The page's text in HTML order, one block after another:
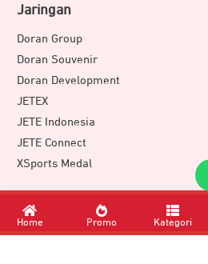
Jaringan
Doran Group
Doran Souvenir
Doran Development
JETEX
JETE Indonesia
JETE Connect
XSports Medal
Download Apps
Home Promo Kategori